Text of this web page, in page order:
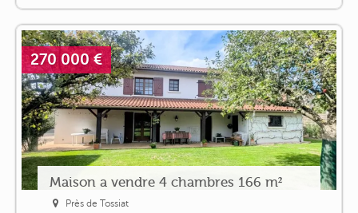
270 000 €
Maison a vendre 4 chambres 166 m²
Près de Tossiat